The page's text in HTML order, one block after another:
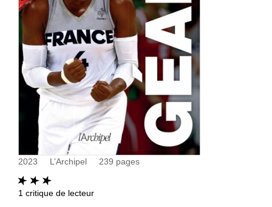
2023 L’Archipel 239 pages
1 critique de lecteur